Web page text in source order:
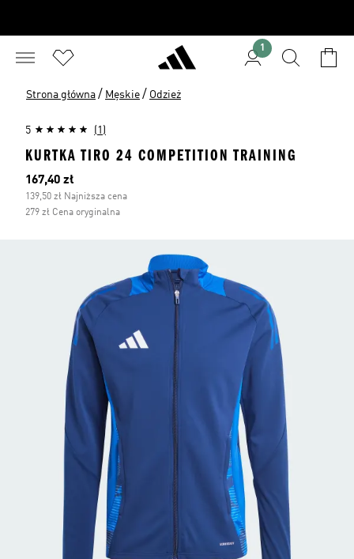
1
Strona główna / Męskie / Odzież
5 (1)
KURTKA TIRO 24 COMPETITION TRAINING
Bieżąca cena
167,40 zł
139,50 zł Najniższa cena
279 zł Cena oryginalna